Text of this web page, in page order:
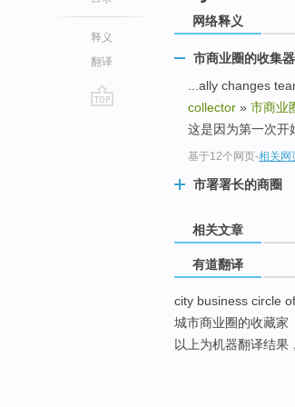
释义
翻译
网络释义
市商业圈的收集器
...ally changes
collector » 市商业
这是因为第一次开
基于12个网页-相关网
市署署长的商圈
相关文章
有道翻译
city business circle
城市商业圈的收藏家
以上为机器翻译结果